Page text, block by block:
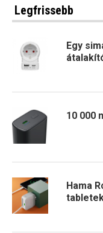
Legfrissebb
Egy
10 000
Hama